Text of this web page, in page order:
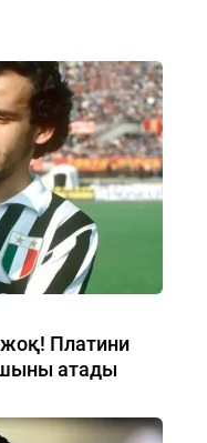
Платини
атады